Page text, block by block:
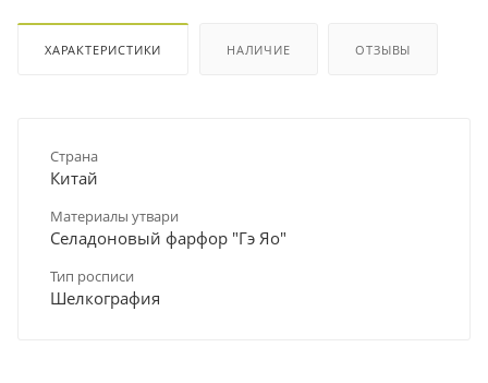
ХАРАКТЕРИСТИКИ НАЛИЧИЕ ОТЗЫВЫ
Страна
Китай
Материалы утвари
Селадоновый фарфор "Гэ Яо"
Тип росписи
Шелкография